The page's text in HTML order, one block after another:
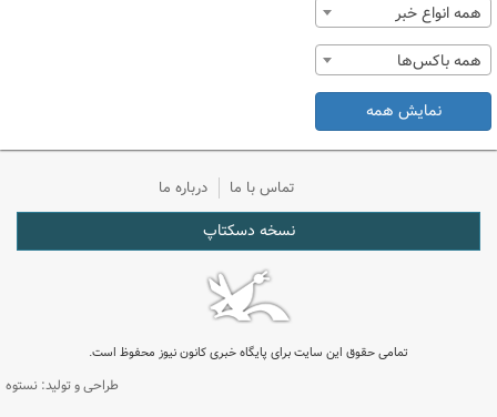
همه انواع خبر
همه باکس‌ها
نمایش همه
تماس با ما درباره ما
نسخه دسکتاپ
تمامی حقوق این سایت برای پایگاه خبری کانون نیوز محفوظ است.
طراحی و تولید: نستوه